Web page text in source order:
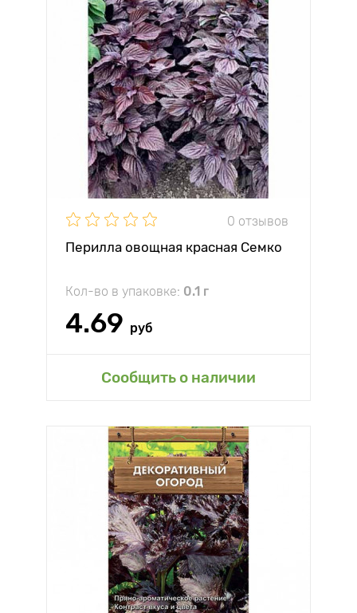
0 отзывов
Перилла овощная красная Семко
Кол-во в упаковке: 0.1 г
4.69 руб
Сообщить о наличии